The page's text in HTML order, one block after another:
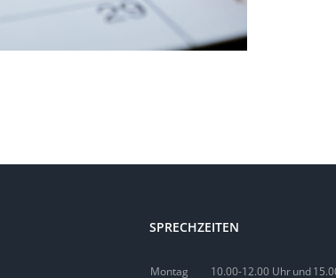
SPRECHZEITEN
Montag 10.00-12.00 Uhrund